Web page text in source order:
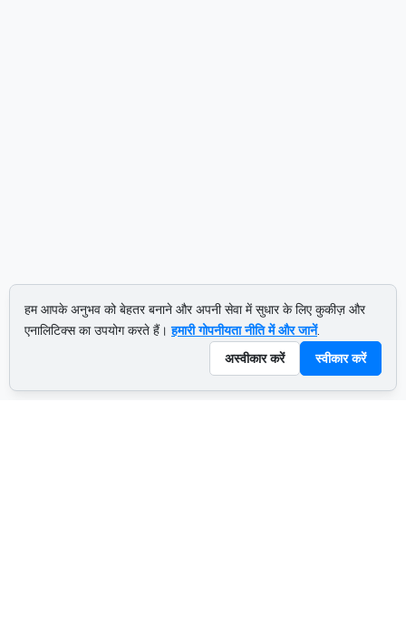
हम आपके अनुभव को बेहतर बनाने और अपनी सेवा में सुधार के लिए कुकीज़ और
एनालिटिक्स का उपयोग करते हैं। हमारी गोपनीयता नीति में और जानें.
अस्वीकार करें
स्वीकार करें